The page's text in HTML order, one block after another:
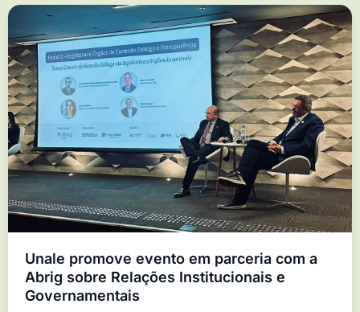
Unale promove evento em parceria com a
Abrig sobre Relações Institucionais e
Governamentais